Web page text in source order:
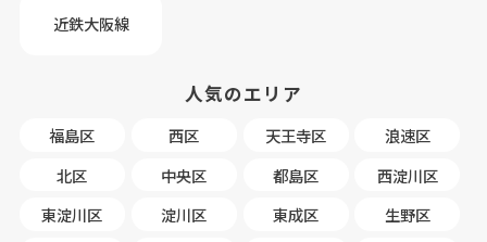
近鉄大阪線
人気のエリア
福島区 西区 天王寺区
浪速区
北区
中央区 都島区
西淀川区
東淀川区
淀川区 東成区
生野区